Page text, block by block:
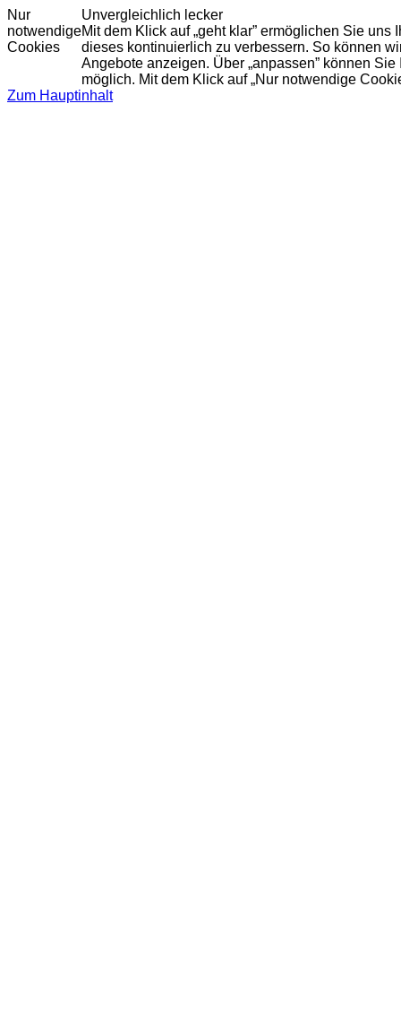
Nur
notwendige
Cookies
Unvergleichlich lecker
Mit dem Klick auf „geht klar” ermöglichen Sie
dieses kontinuierlich zu verbessern. So können
Angebote anzeigen. Über „anpassen” können
möglich. Mit dem Klick auf „Nur notwendige
Zum Hauptinhalt